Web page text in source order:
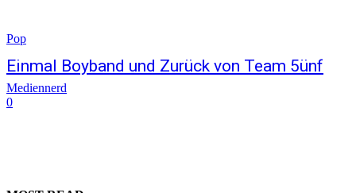
Pop
Einmal Boyband und Zurück von Team 5ünf
Mediennerd
0